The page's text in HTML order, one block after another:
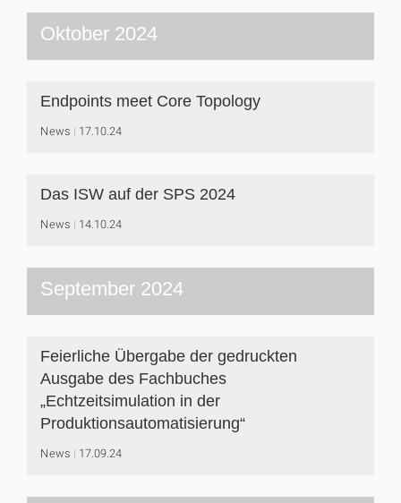
Oktober 2024
Endpoints meet Core Topology
News 17.10.24
Das ISW auf der SPS 2024
News 14.10.24
September 2024
Feierliche Übergabe der gedruckten
Ausgabe des Fachbuches
„Echtzeitsimulation in der
Produktionsautomatisierung“
News 17.09.24